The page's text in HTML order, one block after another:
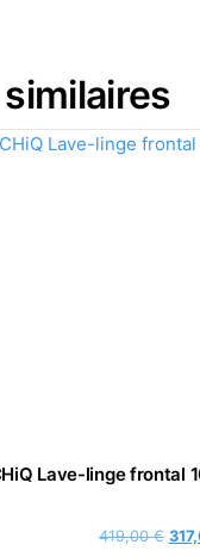
Lave-linge frontal
419,00€ Le